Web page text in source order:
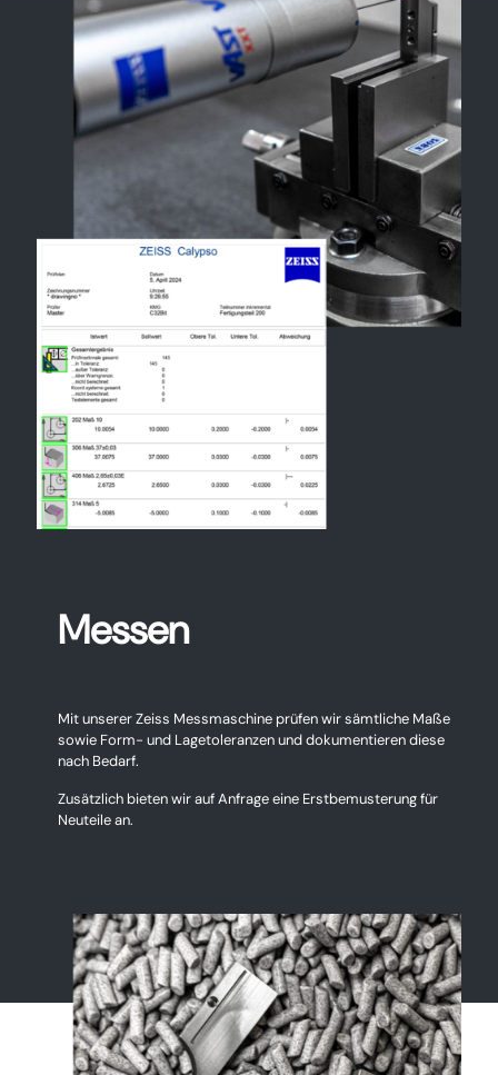
Messen
Mit unserer Zeiss Messmaschine prüfen wir sämtliche Maße
sowie Form- und Lagetoleranzen und dokumentieren diese
nach Bedarf.
Zusätzlich bieten wir auf Anfrage eine Erstbemusterung für
Neuteile an.